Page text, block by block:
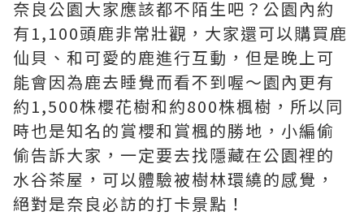
奈良公園大家應該都不陌生吧？公園內約
有1,100頭鹿非常壯觀，大家還可以購買鹿
仙貝、和可愛的鹿進行互動，但是晚上可
能會因為鹿去睡覺而看不到喔～園內更有
約1,500株櫻花樹和約800株楓樹，所以同
時也是知名的賞櫻和賞楓的勝地，小編偷
偷告訴大家，一定要去找隱藏在公園裡的
水谷茶屋，可以體驗被樹林環繞的感覺，
絕對是奈良必訪的打卡景點！